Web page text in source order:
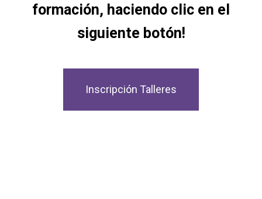
formación, haciendo clic en el
siguiente botón!
Inscripción Talleres